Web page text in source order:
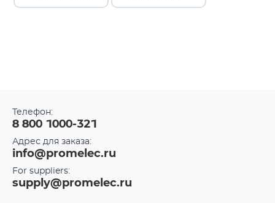
Телефон:
8 800 1000-321
Адрес для заказа:
info@promelec.ru
For suppliers:
supply@promelec.ru